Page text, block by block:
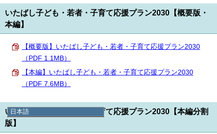
日本語
日本語
English
いたばし子ども・若者・子育て応援プラン2030【概要版・
本編】
【概要版】いたばし子ども・若者・子育て応援プラン2030
（PDF 1.1MB）
【本編】いたばし子ども・若者・子育て応援プラン2030
（PDF 7.6MB）
いたばし子ども・若者・子育て応援プラン2030【本編分割
版】